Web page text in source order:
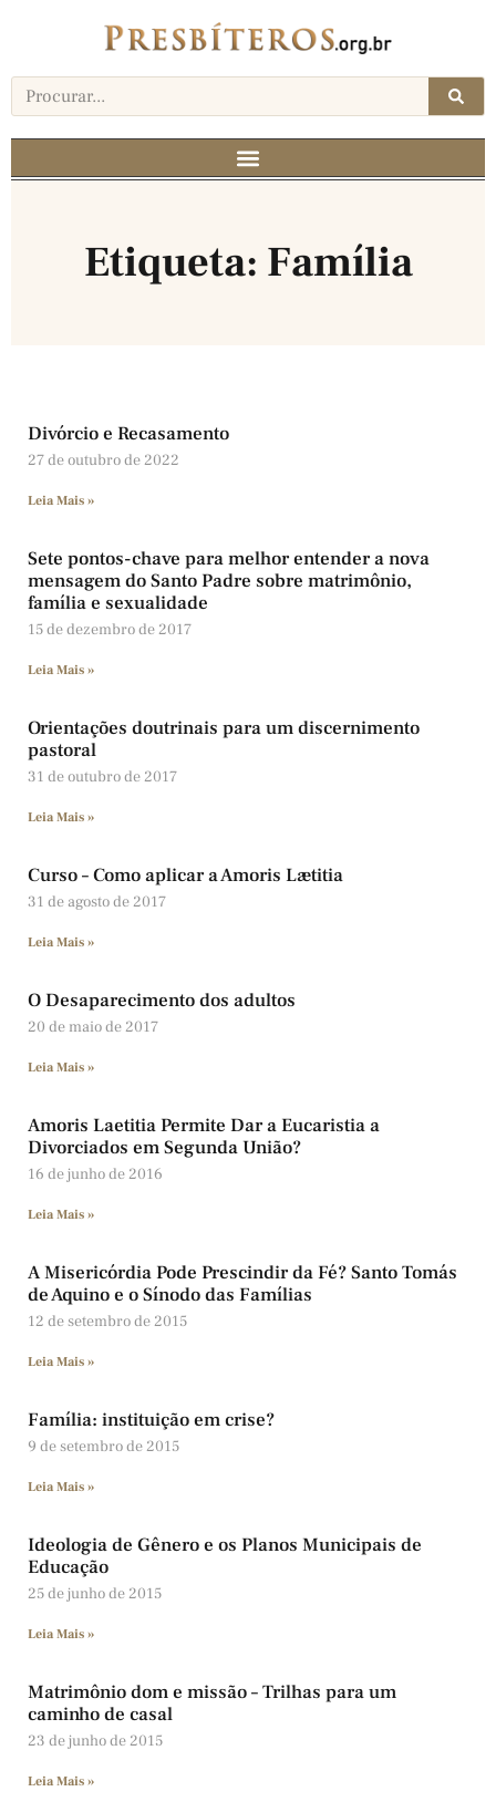
Etiqueta: Família
Divórcio e Recasamento
27 de outubro de 2022
Leia Mais »
Sete pontos-chave para melhor entender a nova
mensagem do Santo Padre sobre matrimônio,
família e sexualidade
15 de dezembro de 2017
Leia Mais »
Orientações doutrinais para um discernimento
pastoral
31 de outubro de 2017
Leia Mais »
Curso – Como aplicar a Amoris Lætitia
31 de agosto de 2017
Leia Mais »
O Desaparecimento dos adultos
20 de maio de 2017
Leia Mais »
Amoris Laetitia Permite Dar a Eucaristia a
Divorciados em Segunda União?
16 de junho de 2016
Leia Mais »
A Misericórdia Pode Prescindir da Fé? Santo Tomás
de Aquino e o Sínodo das Famílias
12 de setembro de 2015
Leia Mais »
Família: instituição em crise?
9 de setembro de 2015
Leia Mais »
Ideologia de Gênero e os Planos Municipais de
Educação
25 de junho de 2015
Leia Mais »
Matrimônio dom e missão – Trilhas para um
caminho de casal
23 de junho de 2015
Leia Mais »